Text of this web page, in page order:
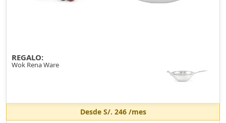
REGALO:
Wok Rena Ware
Desde S/. 246/mes